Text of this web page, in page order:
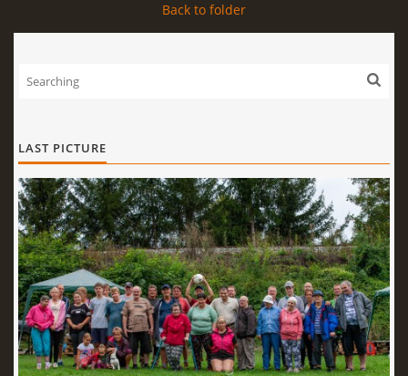
Back to folder
LAST PICTURE